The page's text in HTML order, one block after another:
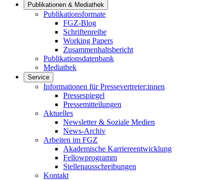
Publikationen & Mediathek
Links in diesem Bereich anzeigen
Publikationsformate
FGZ-Blog
Schriftenreihe
Working Papers
Zusammenhaltsbericht
Publikationsdatenbank
Mediathek
Service
Links in diesem Bereich anzeigen
Informationen für Pressevertreter:innen
Pressespiegel
Pressemitteilungen
Aktuelles
Newsletter & Soziale Medien
News-Archiv
Arbeiten im FGZ
Akademische Karriereentwicklung
Fellowprogramm
Stellenausschreibungen
Kontakt